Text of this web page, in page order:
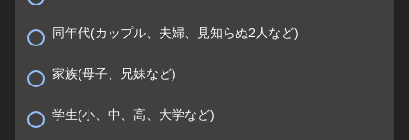
同年代(カップル、夫婦、見知らぬ2人など)
家族(母子、兄妹など)
学生(小、中、高、大学など)